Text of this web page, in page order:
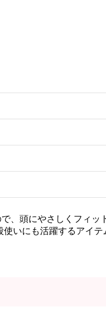
、頭にやさしくフィッ
いにも活躍するアイテ